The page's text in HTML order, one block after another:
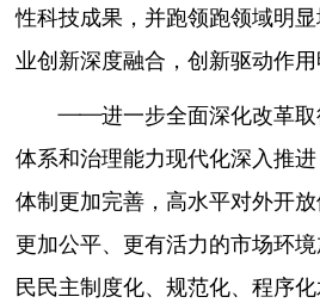
性科技成果，并跑领跑领域明
业创新深度融合，创新驱动作用
——进一步全面深化改革取
体系和治理能力现代化深入推
体制更加完善，高水平对外开放
更加公平、更有活力的市场环
民民主制度化、规范化、程序